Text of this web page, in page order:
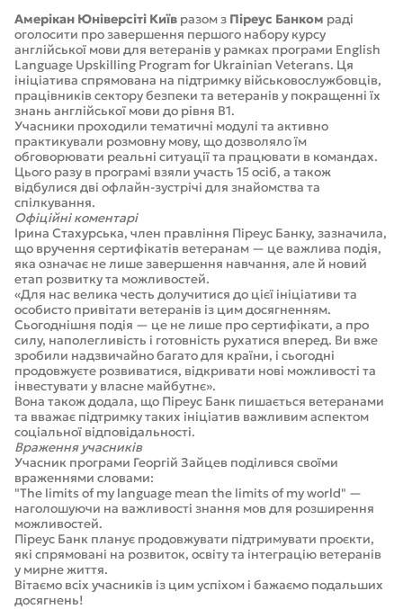
Амерікан Юніверсіті Київ разом з Піреус Банком раді
оголосити про завершення першого набору курсу
англійської мови для ветеранів у рамках програми English
Language Upskilling Program for Ukrainian Veterans. Ця
ініціатива спрямована на підтримку військовослужбовців,
працівників сектору безпеки та ветеранів у покращенні їх
знань англійської мови до рівня B1.
Учасники проходили тематичні модулі та активно
практикували розмовну мову, що дозволяло їм
обговорювати реальні ситуації та працювати в командах.
Цього разу в програмі взяли участь 15 осіб, а також
відбулися дві офлайн-зустрічі для знайомства та
спілкування.
Офіційні коментарі
Ірина Стахурська, член правління Піреус Банку, зазначила,
що вручення сертифікатів ветеранам — це важлива подія,
яка означає не лише завершення навчання, але й новий
етап розвитку та можливостей.
«Для нас велика честь долучитися до цієї ініціативи та
особисто привітати ветеранів із цим досягненням.
Сьогоднішня подія — це не лише про сертифікати, а про
силу, наполегливість і готовність рухатися вперед. Ви вже
зробили надзвичайно багато для країни, і сьогодні
продовжуєте розвиватися, відкривати нові можливості та
інвестувати у власне майбутнє».
Вона також додала, що Піреус Банк пишається ветеранами
та вважає підтримку таких ініціатив важливим аспектом
соціальної відповідальності.
Враження учасників
Учасник програми Георгій Зайцев поділився своїми
враженнями словами:
"The limits of my language mean the limits of my world" —
наголошуючи на важливості знання мов для розширення
можливостей.
Піреус Банк планує продовжувати підтримувати проєкти,
які спрямовані на розвиток, освіту та інтеграцію ветеранів
у мирне життя.
Вітаємо всіх учасників із цим успіхом і бажаємо подальших
досягнень!